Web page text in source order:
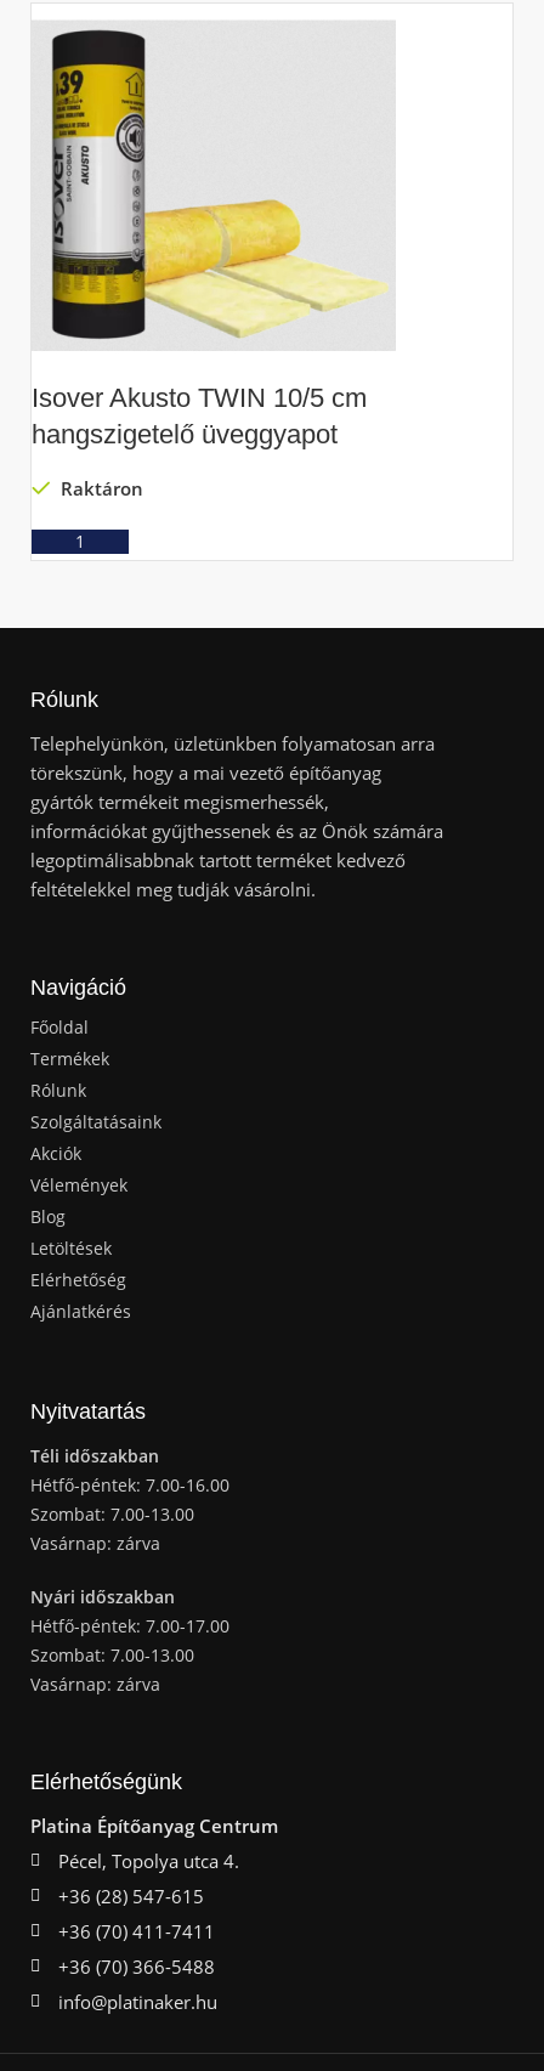
Isover Akusto TWIN 10/5 cm
hangszigetelő üveggyapot
Raktáron
Rólunk
Telephelyünkön, üzletünkben folyamatosan arra
törekszünk, hogy a mai vezető építőanyag
gyártók termékeit megismerhessék,
információkat gyűjthessenek és az Önök számára
legoptimálisabbnak tartott terméket kedvező
feltételekkel meg tudják vásárolni.
Navigáció
Főoldal
Termékek
Rólunk
Szolgáltatásaink
Akciók
Vélemények
Blog
Letöltések
Elérhetőség
Ajánlatkérés
Nyitvatartás
Téli időszakban
Hétfő-péntek: 7.00-16.00
Szombat: 7.00-13.00
Vasárnap: zárva
Nyári időszakban
Hétfő-péntek: 7.00-17.00
Szombat: 7.00-13.00
Vasárnap: zárva
Elérhetőségünk
Platina Építőanyag Centrum
Pécel, Topolya utca 4.
+36 (28) 547-615
+36 (70) 411-7411
+36 (70) 366-5488
info@platinaker.hu